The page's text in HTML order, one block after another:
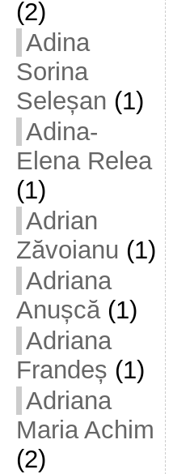
(2)
Adina
Sorina
Seleșan (1)
Adina-
Elena Relea
(1)
Adrian
Zăvoianu (1)
Adriana
Anușcă(1)
Adriana
Frandeș (1)
Adriana
Maria Achim
(2)